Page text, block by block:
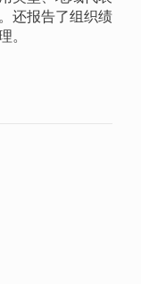
还报告了组织绩
。